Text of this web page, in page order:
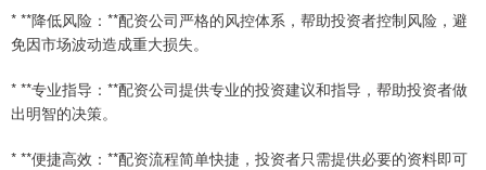
* **降低风险：**配资公司严格的风控体系，帮助投资者控制风险，避
免因市场波动造成重大损失。
* **专业指导：**配资公司提供专业的投资建议和指导，帮助投资者做
出明智的决策。
* **便捷高效：**配资流程简单快捷，投资者只需提供必要的资料即可